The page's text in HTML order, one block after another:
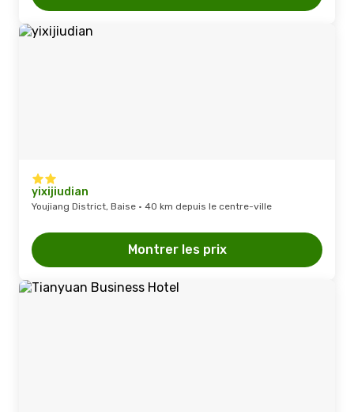
yixijiudian
Youjiang District, Baise · 40 km depuis le centre-ville
Montrer les prix